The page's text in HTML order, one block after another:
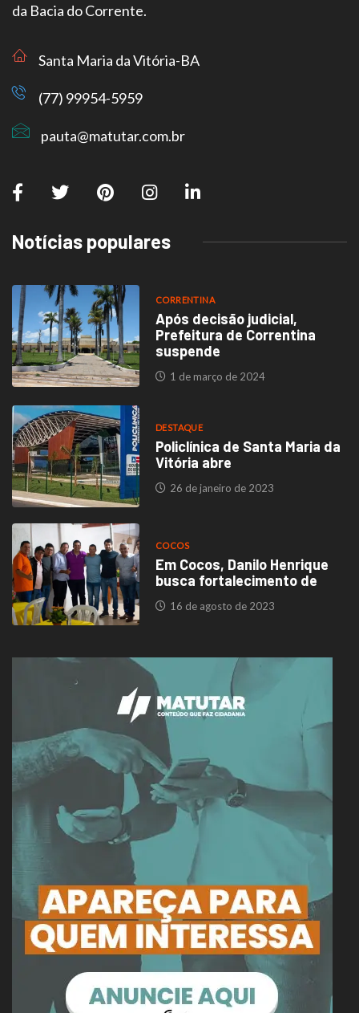
da Bacia do Corrente.
Santa Maria da Vitória-BA
(77) 99954-5959
pauta@matutar.com.br
Notícias populares
CORRENTINA
Após decisão judicial,
Prefeitura de Correntina
suspende
1 de março de 2024
DESTAQUE
Policlínica de Santa Maria da
Vitória abre
26 de janeiro de 2023
COCOS
Em Cocos, Danilo Henrique
busca fortalecimento de
16 de agosto de 2023